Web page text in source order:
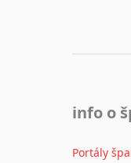
info o
Portály